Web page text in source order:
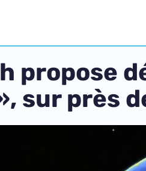
propose
sur près